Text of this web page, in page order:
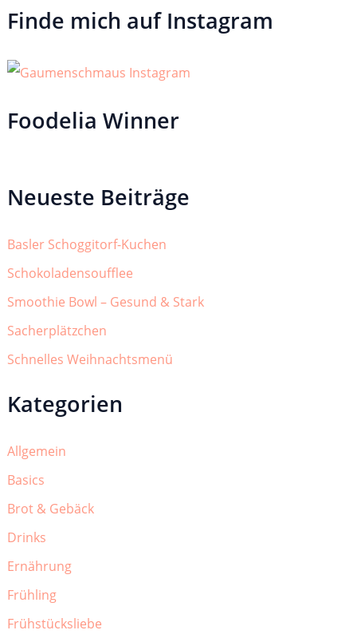
Finde mich auf Instagram
Foodelia Winner
Neueste Beiträge
Basler Schoggitorf-Kuchen
Schokoladensoufflee
Smoothie Bowl – Gesund & Stark
Sacherplätzchen
Schnelles Weihnachtsmenü
Kategorien
Allgemein
Basics
Brot & Gebäck
Drinks
Ernährung
Frühling
Frühstücksliebe